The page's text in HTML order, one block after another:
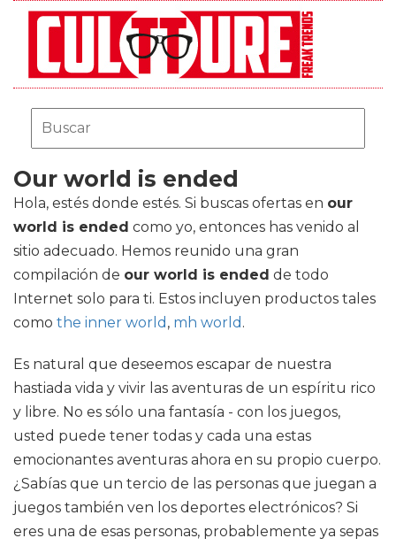
Our world is ended
Hola, estés donde estés. Si buscas ofertas en our
world is ended como yo, entonces has venido al
sitio adecuado. Hemos reunido una gran
compilación de our world is ended de todo
Internet solo para ti. Estos incluyen productos tales
como the inner world , mh world .
Es natural que deseemos escapar de nuestra
hastiada vida y vivir las aventuras de un espíritu rico
y libre. No es sólo una fantasía - con los juegos,
usted puede tener todas y cada una estas
emocionantes aventuras ahora en su propio cuerpo.
¿Sabías que un tercio de las personas que juegan a
juegos también ven los deportes electrónicos? Si
eres una de esas personas, probablemente ya sepas